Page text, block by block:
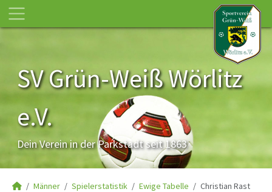
SV Grün-Weiß Wörlitz
e.V.
Dein Verein in der Parkstadt seit 1863
Männer Spielerstatistik Ewige Tabelle Christian Rast